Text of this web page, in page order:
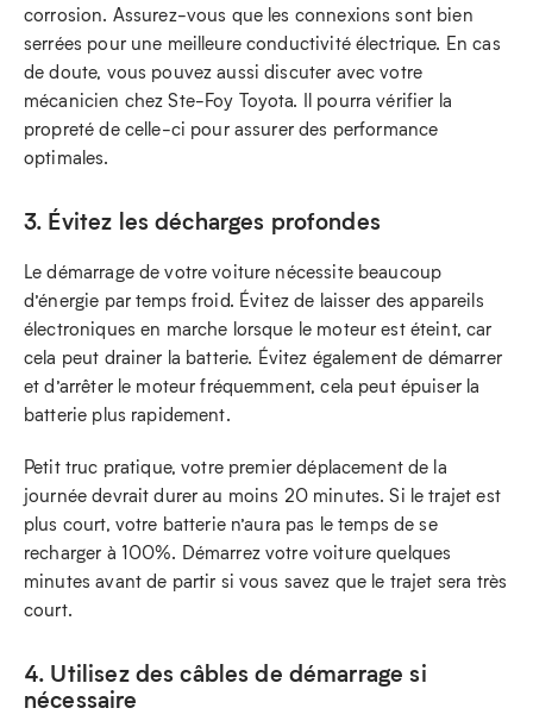
corrosion. Assurez-vous que les connexions sont bien
serrées pour une meilleure conductivité électrique. En cas
de doute, vous pouvez aussi discuter avec votre
mécanicien chez Ste-Foy Toyota. Il pourra vérifier la
propreté de celle-ci pour assurer des performance
optimales.
3. Évitez les décharges profondes
Le démarrage de votre voiture nécessite beaucoup
d’énergie par temps froid. Évitez de laisser des appareils
électroniques en marche lorsque le moteur est éteint, car
cela peut drainer la batterie. Évitez également de démarrer
et d’arrêter le moteur fréquemment, cela peut épuiser la
batterie plus rapidement.
Petit truc pratique, votre premier déplacement de la
journée devrait durer au moins 20 minutes. Si le trajet est
plus court, votre batterie n’aura pas le temps de se
recharger à 100%. Démarrez votre voiture quelques
minutes avant de partir si vous savez que le trajet sera très
court.
4. Utilisez des câbles de démarrage si
nécessaire